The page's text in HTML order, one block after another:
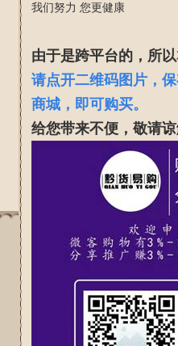
我们努力 您更健康
由于是跨平台的，所以
请点开二维码图片，
商城，即可购买。
给您带来不便，敬请